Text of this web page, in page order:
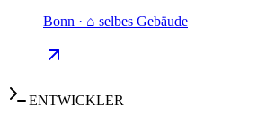
Bonn · ⌂ selbes Gebäude
ENTWICKLER